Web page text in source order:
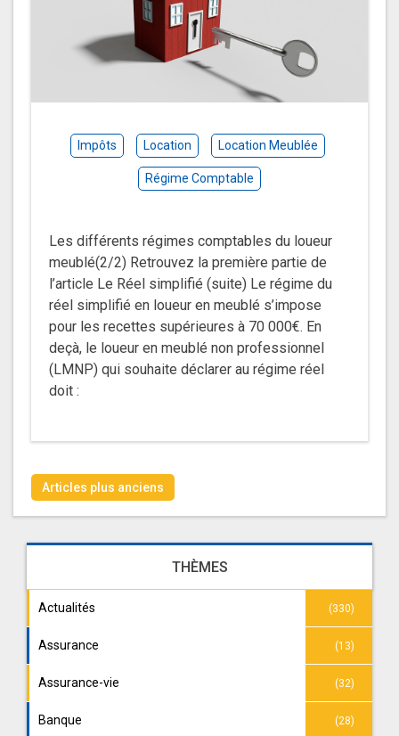
Impôts Location Location Meublée
Régime Comptable
Les différents régimes comptables du loueur
meublé(2/2) Retrouvez la première partie de
l’article Le Réel simplifié (suite) Le régime du
réel simplifié en loueur en meublé s’impose
pour les recettes supérieures à 70 000€. En
deçà, le loueur en meublé non professionnel
(LMNP) qui souhaite déclarer au régime réel
doit :
Navigation
des
articles
Articles plus anciens
THÈMES
Actualités (330)
Assurance (13)
Assurance-vie (32)
Banque (28)